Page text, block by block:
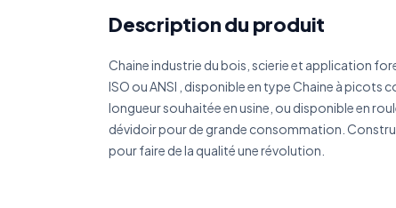
Description du produit
Chaine industrie du bois, scierie et application
ISO ou ANSI , disponible en type Chaine à picots
longueur souhaitée en usine, ou disponible en
dévidoir pour de grande consommation.
pour faire de la qualité une révolution.